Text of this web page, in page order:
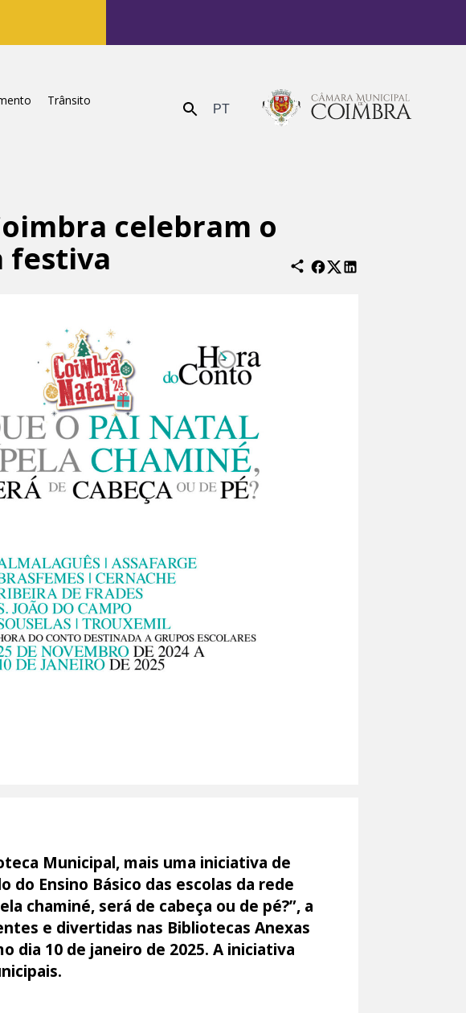
Trânsito
Enviar PT
celebram o
festiva
Municipal, mais uma iniciativa de
do Ensino Básico das escolas da rede
chaminé, será de cabeça ou de pé?”, a
e divertidas nas Bibliotecas Anexas
dia 10 de janeiro de 2025. A iniciativa